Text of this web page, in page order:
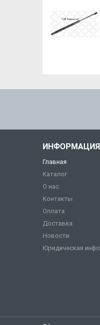
ИНФОРМАЦИЯ
Главная
Каталог
О нас
Контакты
Оплата
Доставка
Новости
Юридическая